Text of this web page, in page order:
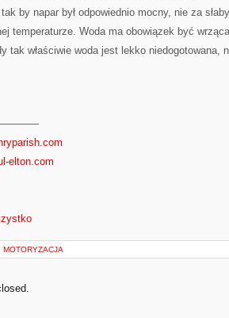
by napar był odpowiednio mocny, nie za
temperaturze. Woda ma obowiązek być
tak właściwie woda jest lekko niedogotowana,
elton.com
MOTORYZACJA